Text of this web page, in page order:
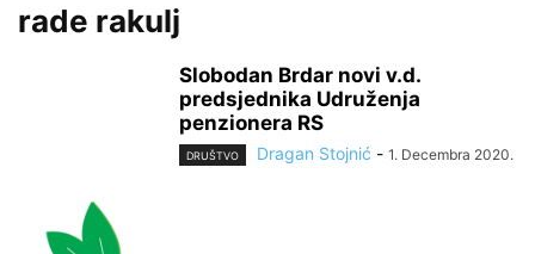
rade rakulj
Slobodan Brdar novi v.d.
predsjednika Udruženja
penzionera RS
DRUŠTVO Dragan Stojnić - 1. Decembra 2020.